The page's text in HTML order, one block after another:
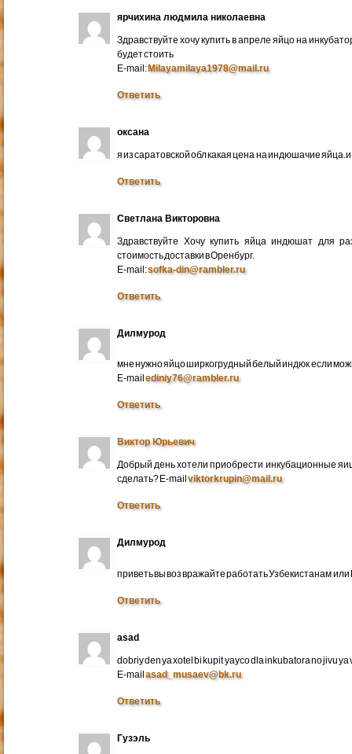
ярчихина людмила николаевна
Здравствуйте хочу купить в апреле яйцо на
будет стоить
E-mail:Milayamilaya1978@mail.ru
Ответить
оксана
я из саратовской обл какая цена на индюшачие яйца.и
Ответить
Светлана Викторовна
Здравствуйте Хочу купить яйца индюшат для
стоимость доставки в Оренбург.
E-mail:sofka-din@rambler.ru
Ответить
Дилмурод
мне нужно яйцо ширкогрудный белый индюк если
E-mailediniy76@rambler.ru
Ответить
Виктор Юрьевич
Добрый день хотели приобрести инкубационные
сделать? E-mailviktorkrupin@mail.ru
Ответить
Дилмурод
приветь вы воз вражайте работать Узбекистанам
Ответить
asad
dobriy den ya xotel bi kupit yayco dla inkubatora no jivu ya
E-mailasad_musaev@bk.ru
Ответить
Гузэль